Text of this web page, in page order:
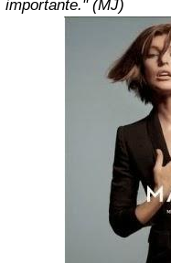
importante." (MJ)